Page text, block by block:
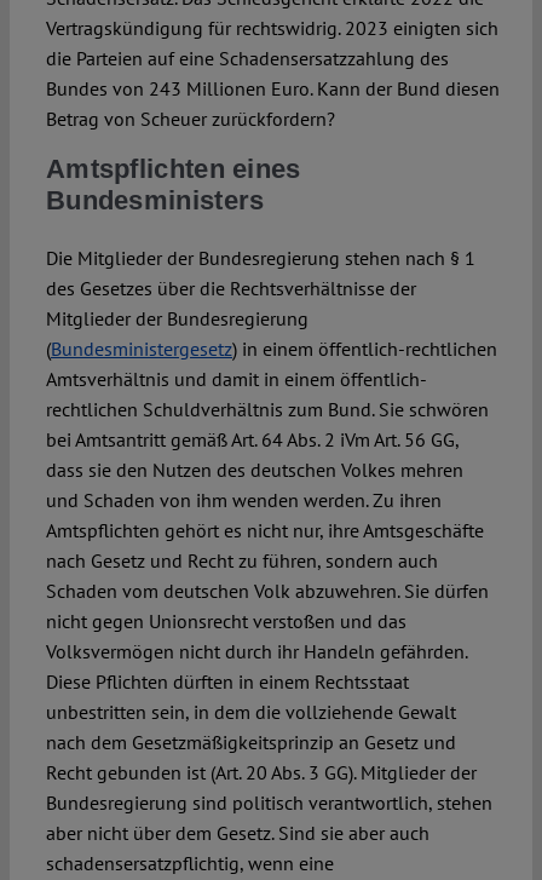
Vertragskündigung für rechtswidrig. 2023 einigten sich
die Parteien auf eine Schadensersatzzahlung des
Bundes von 243 Millionen Euro. Kann der Bund diesen
Betrag von Scheuer zurückfordern?
Amtspflichten eines
Bundesministers
Die Mitglieder der Bundesregierung stehen nach § 1
des Gesetzes über die Rechtsverhältnisse der
Mitglieder der Bundesregierung
(Bundesministergesetz) in einem öffentlich-rechtlichen
Amtsverhältnis und damit in einem öffentlich-
rechtlichen Schuldverhältnis zum Bund. Sie schwören
bei Amtsantritt gemäß Art. 64 Abs. 2 iVm Art. 56 GG,
dass sie den Nutzen des deutschen Volkes mehren
und Schaden von ihm wenden werden. Zu ihren
Amtspflichten gehört es nicht nur, ihre Amtsgeschäfte
nach Gesetz und Recht zu führen, sondern auch
Schaden vom deutschen Volk abzuwehren. Sie dürfen
nicht gegen Unionsrecht verstoßen und das
Volksvermögen nicht durch ihr Handeln gefährden.
Diese Pflichten dürften in einem Rechtsstaat
unbestritten sein, in dem die vollziehende Gewalt
nach dem Gesetzmäßigkeitsprinzip an Gesetz und
Recht gebunden ist (Art. 20 Abs. 3 GG). Mitglieder der
Bundesregierung sind politisch verantwortlich, stehen
aber nicht über dem Gesetz. Sind sie aber auch
schadensersatzpflichtig, wenn eine